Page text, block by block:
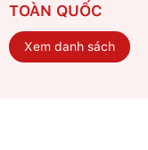
TOÀN QUỐC
Xem danh sách